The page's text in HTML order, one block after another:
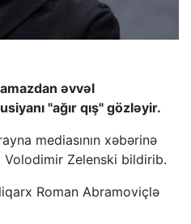
əvvəl
"ağır qış" gözləyir.
mediasının xəbərinə
Zelenski bildirib.
Roman Abramoviçlə